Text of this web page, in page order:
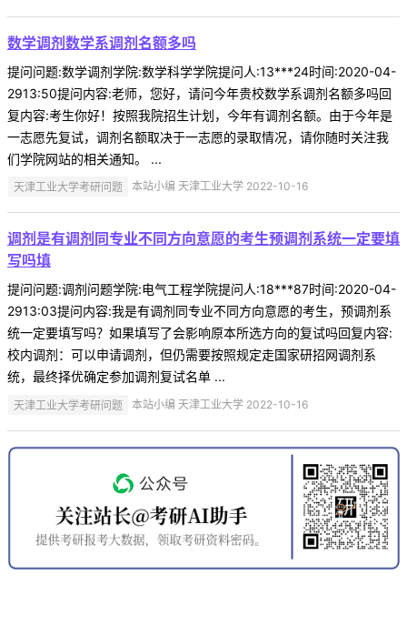
数学调剂数学系调剂名额多吗
提问问题:数学调剂学院:数学科学学院提问人:13***24时间:2020-04-
2913:50提问内容:老师，您好，请问今年贵校数学系调剂名额多吗回
复内容:考生你好！按照我院招生计划，今年有调剂名额。由于今年是
一志愿先复试，调剂名额取决于一志愿的录取情况，请你随时关注我
们学院网站的相关通知。 ...
天津工业大学考研问题 本站小编 天津工业大学 2022-10-16
调剂是有调剂同专业不同方向意愿的考生预调剂系统一定要填
写吗填
提问问题:调剂问题学院:电气工程学院提问人:18***87时间:2020-04-
2913:03提问内容:我是有调剂同专业不同方向意愿的考生，预调剂系
统一定要填写吗？如果填写了会影响原本所选方向的复试吗回复内容:
校内调剂：可以申请调剂，但仍需要按照规定走国家研招网调剂系
统，最终择优确定参加调剂复试名单 ...
天津工业大学考研问题 本站小编 天津工业大学 2022-10-16